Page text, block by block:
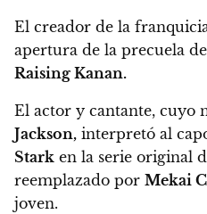
El creador de la
apertura de la precuela de
Raising Kanan.
El actor y cantante, cuyo
Jackson, interpretó al
Stark en la serie original
reemplazado por Mekai
joven.